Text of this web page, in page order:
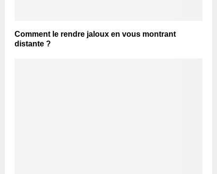
Comment le rendre jaloux en vous montrant
distante ?